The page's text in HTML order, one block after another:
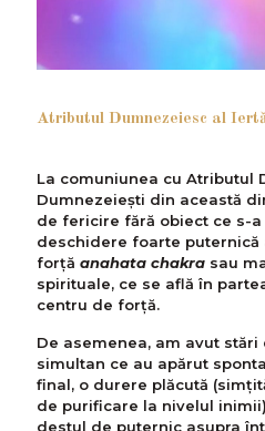
Atributul Dumnezeiesc al
La comuniunea cu Atributul
Dumnezeiești din această
de fericire fără obiect ce s-
deschidere foarte puternică
forță anahata chakra sau
spirituale, ce se află în
centru de forță.
De asemenea, am avut stări
simultan ce au apărut
final, o durere plăcută
de purificare la nivelul
destul de puternic asupra